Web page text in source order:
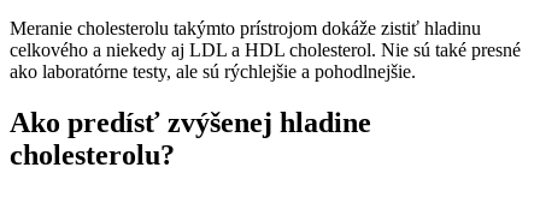
Meranie cholesterolu takýmto prístrojom dokáže zistiť hladinu
celkového a niekedy aj LDL a HDL cholesterol. Nie sú také presné
ako laboratórne testy, ale sú rýchlejšie a pohodlnejšie.
Ako predísť zvýšenej hladine
cholesterolu?